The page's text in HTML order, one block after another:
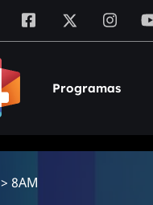
Programas
> 8AM